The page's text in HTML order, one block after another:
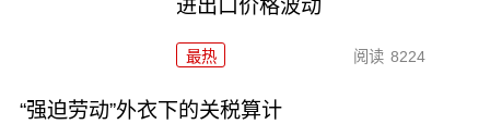
进出口价格波动
最热 阅读 8224
“强迫劳动”外衣下的关税算计